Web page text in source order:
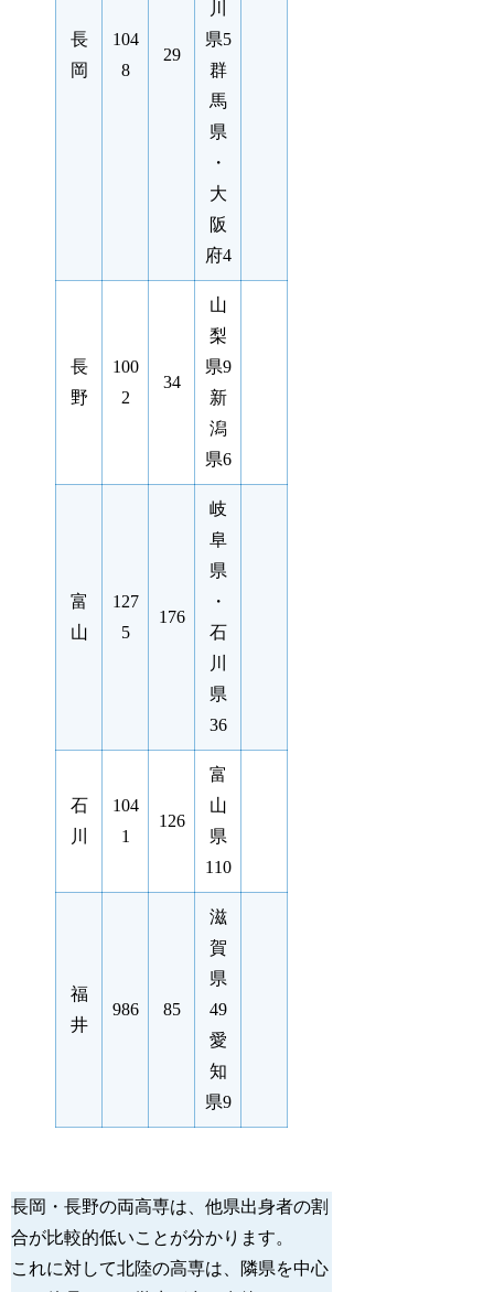
長
岡
104
8
29
川
県5
群
馬
県
・
大
阪
府4
長
野
100
2
34
山
梨
県9
新
潟
県6
富
山
127
5
176
岐
阜
県
・
石
川
県
36
石
川
104
1
126
富
山
県
110
福
井
986 85
滋
賀
県
49
愛
知
県9
長岡・長野の両高専は、他県出身者の割
合が比較的低いことが分かります。
これに対して北陸の高専は、隣県を中心